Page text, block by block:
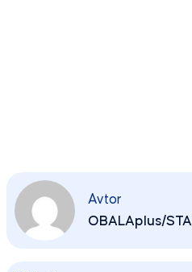
Avtor
OBALAplus/STA